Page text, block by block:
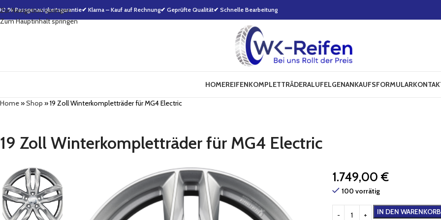
Zur Navigation springen
Zum Hauptinhalt springen
% Passgenauigkeitsgarantie✔ Klarna – Kauf auf Rechnung✔ Geprüfte Qualität✔ Schnelle Bearbeitung
HOMEREIFENKOMPLETTRÄDERALUFELGENANKAUFSFORMULAR
Home»Shop »19 Zoll Winterkompletträder für MG4 Electric
19 Zoll Winterkompletträder für MG4 Electric
1.749,00 €
100 vorrätig
IN DEN WARENKORB